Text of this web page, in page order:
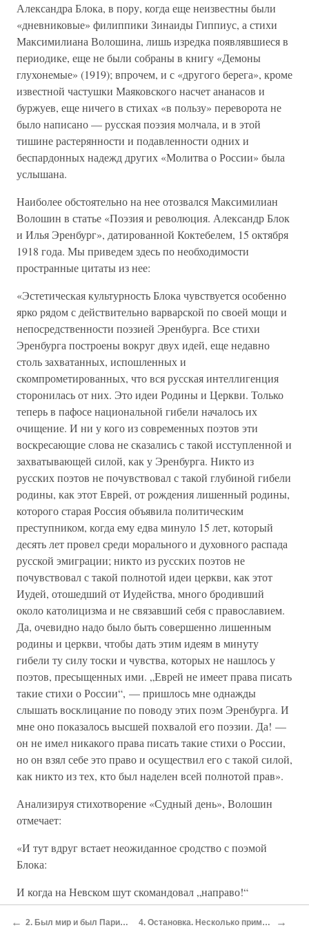
Александра Блока, в пору, когда еще неизвестны были
«дневниковые» филиппики Зинаиды Гиппиус, а стихи
Максимилиана Волошина, лишь изредка появлявшиеся в
периодике, еще не были собраны в книгу «Демоны
глухонемые» (1919); впрочем, и с «другого берега», кроме
известной частушки Маяковского насчет ананасов и
буржуев, еще ничего в стихах «в пользу» переворота не
было написано — русская поэзия молчала, и в этой
тишине растерянности и подавленности одних и
беспардонных надежд других «Молитва о России» была
услышана.
Наиболее обстоятельно на нее отозвался Максимилиан
Волошин в статье «Поэзия и революция. Александр Блок
и Илья Эренбург», датированной Коктебелем, 15 октября
1918 года. Мы приведем здесь по необходимости
пространные цитаты из нее:
«Эстетическая культурность Блока чувствуется особенно
ярко рядом с действительно варварской по своей мощи и
непосредственности поэзией Эренбурга. Все стихи
Эренбурга построены вокруг двух идей, еще недавно
столь захватанных, испошленных и
скомпрометированных, что вся русская интеллигенция
сторонилась от них. Это идеи Родины и Церкви. Только
теперь в пафосе национальной гибели началось их
очищение. И ни у кого из современных поэтов эти
воскресающие слова не сказались с такой исступленной и
захватывающей силой, как у Эренбурга. Никто из
русских поэтов не почувствовал с такой глубиной гибели
родины, как этот Еврей, от рождения лишенный родины,
которого старая Россия объявила политическим
преступником, когда ему едва минуло 15 лет, который
десять лет провел среди морального и духовного распада
русской эмиграции; никто из русских поэтов не
почувствовал с такой полнотой идеи церкви, как этот
Иудей, отошедший от Иудейства, много бродивший
около католицизма и не связавший себя с православием.
Да, очевидно надо было быть совершенно лишенным
родины и церкви, чтобы дать этим идеям в минуту
гибели ту силу тоски и чувства, которых не нашлось у
поэтов, пресыщенных ими. „Еврей не имеет права писать
такие стихи о России“, — пришлось мне однажды
слышать восклицание по поводу этих поэм Эренбурга. И
мне оно показалось высшей похвалой его поэзии. Да! —
он не имел никакого права писать такие стихи о России,
но он взял себе это право и осуществил его с такой силой,
как никто из тех, кто был наделен всей полнотой прав».
Анализируя стихотворение «Судный день», Волошин
отмечает:
«И тут вдруг встает неожиданное сродство с поэмой
Блока:
И когда на Невском шут скомандовал „направо!“
И толпа разлилась по Дворцовой площади —
← 2. Был мир и был Париж (1910–1914) 4. Остановка. Несколько примет… (1921–1923) →